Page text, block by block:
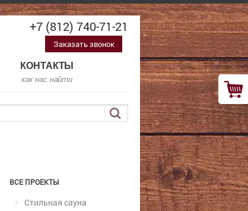
+7 (812) 740-71-21
Заказать звонок
КОНТАКТЫ
как нас найти
ВСЕ ПРОЕКТЫ
Стильная сауна